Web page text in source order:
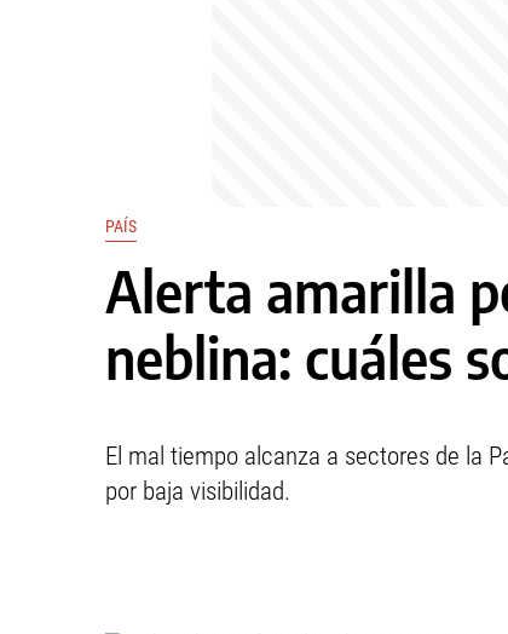
PAÍS
Alerta amarilla
neblina: cuáles
El mal tiempo alcanza a sectores de la
por baja visibilidad.